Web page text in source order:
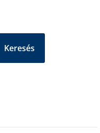
Keresés